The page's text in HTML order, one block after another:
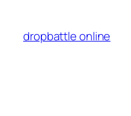
содержимому
dropbattle online